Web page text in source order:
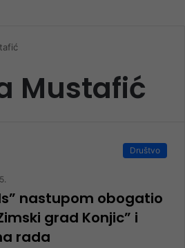
Mustafić
Društvo
nastupom obogatio
grad Konjic” i
rada